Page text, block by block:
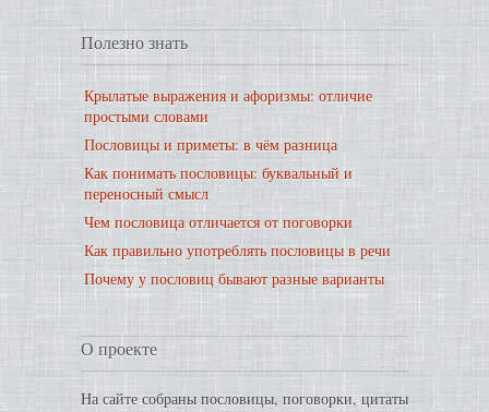
Полезно знать
Крылатые выражения и афоризмы: отличие
простыми словами
Пословицы и приметы: в чём разница
Как понимать пословицы: буквальный и
переносный смысл
Чем пословица отличается от поговорки
Как правильно употреблять пословицы в речи
Почему у пословиц бывают разные варианты
О проекте
На сайте собраны пословицы, поговорки, цитаты